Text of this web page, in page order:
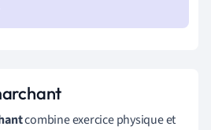
combine exercice physique et